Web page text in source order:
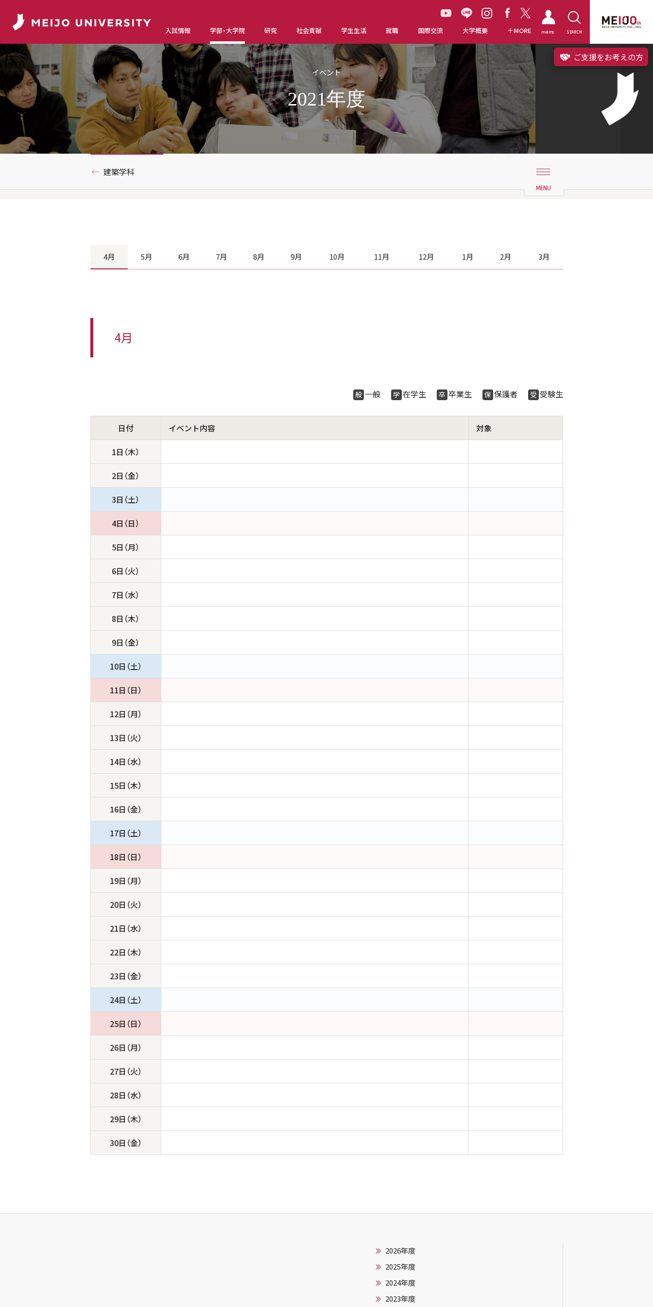
入試情報 学部・大学院 研究 社会貢献 学生生活 就職 国際交流 大学概要 MORE meimo SEARCH
ご支援をお考えの方
イベント
2021年度
建築学科
4月 5月 6月 7月 8月 9月 10月 11月 12月 1月 2月 3月
4月
般 一般 学 在学生 卒 卒業生 保 保護者 受 受験生
日付 イベント内容 対象
1日（木）
2日（金）
3日（土）
4日（日）
5日（月）
6日（火）
7日（水）
8日（木）
9日（金）
10日（土）
11日（日）
12日（月）
13日（火）
14日（水）
15日（木）
16日（金）
17日（土）
18日（日）
19日（月）
20日（火）
21日（水）
22日（木）
23日（金）
24日（土）
25日（日）
26日（月）
27日（火）
28日（水）
29日（木）
30日（金）
2026年度
2025年度
2024年度
2023年度